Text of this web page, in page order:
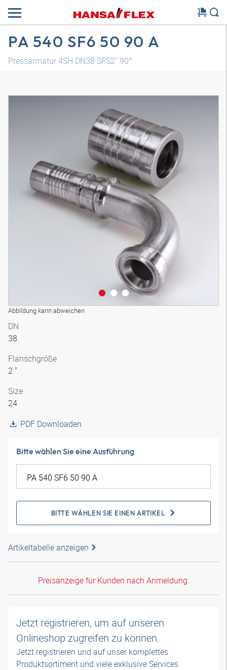
PA 540 SF6 50 90 A
Pressarmatur 4SH DN38 SFS2" 90°
Abbildung kann abweichen
3D Modell
DN
38
Flanschgröße
2 "
Size
24
PDF Downloaden
Bitte wählen Sie eine Ausführung
BITTE WÄHLEN SIE EINEN ARTIKEL
Artikeltabelle anzeigen
Preisanzeige für Kunden nach Anmeldung.
Jetzt registrieren, um auf unseren
Onlineshop zugreifen zu können.
Jetzt registrieren und auf unser komplettes
Produktsortiment und viele exklusive Services